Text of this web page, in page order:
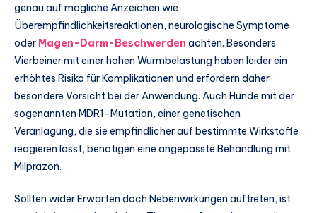
genau auf mögliche Anzeichen wie
Überempfindlichkeitsreaktionen, neurologische Symptome
oder Magen-Darm-Beschwerden achten. Besonders
Vierbeiner mit einer hohen Wurmbelastung haben leider ein
erhöhtes Risiko für Komplikationen und erfordern daher
besondere Vorsicht bei der Anwendung. Auch Hunde mit der
sogenannten MDR1-Mutation, einer genetischen
Veranlagung, die sie empfindlicher auf bestimmte Wirkstoffe
reagieren lässt, benötigen eine angepasste Behandlung mit
Milprazon.
Sollten wider Erwarten doch Nebenwirkungen auftreten, ist